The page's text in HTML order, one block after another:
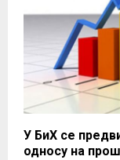
У БиХ се
односу на